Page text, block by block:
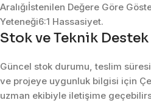
Aralığıİstenilen Değere Göre
Yeteneği6:1 Hassasiyet.
Stok ve Teknik Destek
Güncel stok durumu, teslim
ve projeye uygunluk bilgisi için
uzman ekibiyle iletişime